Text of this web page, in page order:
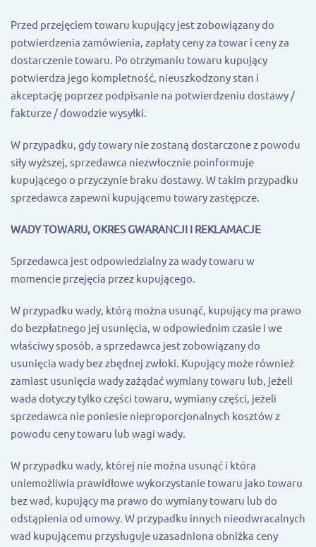
Przed przejęciem towaru kupujący jest zobowiązany do
potwierdzenia zamówienia, zapłaty ceny za towar i ceny za
dostarczenie towaru. Po otrzymaniu towaru kupujący
potwierdza jego kompletność, nieuszkodzony stan i
akceptację poprzez podpisanie na potwierdzeniu dostawy /
fakturze / dowodzie wysyłki.
W przypadku, gdy towary nie zostaną dostarczone z powodu
siły wyższej, sprzedawca niezwłocznie poinformuje
kupującego o przyczynie braku dostawy. W takim przypadku
sprzedawca zapewni kupującemu towary zastępcze.
WADY TOWARU, OKRES GWARANCJI I REKLAMACJE
Sprzedawca jest odpowiedzialny za wady towaru w
momencie przejęcia przez kupującego.
W przypadku wady, którą można usunąć, kupujący ma prawo
do bezpłatnego jej usunięcia, w odpowiednim czasie i we
właściwy sposób, a sprzedawca jest zobowiązany do
usunięcia wady bez zbędnej zwłoki. Kupujący może również
zamiast usunięcia wady zażądać wymiany towaru lub, jeżeli
wada dotyczy tylko części towaru, wymiany części, jeżeli
sprzedawca nie poniesie nieproporcjonalnych kosztów z
powodu ceny towaru lub wagi wady.
W przypadku wady, której nie można usunąć i która
uniemożliwia prawidłowe wykorzystanie towaru jako towaru
bez wad, kupujący ma prawo do wymiany towaru lub do
odstąpienia od umowy. W przypadku innych nieodwracalnych
wad kupującemu przysługuje uzasadniona obniżka ceny